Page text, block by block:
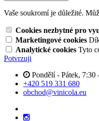
Vaše soukromí je důležité.
Cookies nezbytné pro
Marketingové cookies
Analytické cookies Tyto
Potvrzuji
Pondělí - Pátek, 7:30
+420 519 331 680
obchod@vinicola.eu